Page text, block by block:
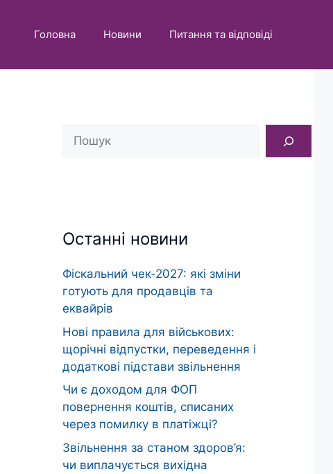
Головна Новини Питання та відповіді
Пошук
Останні новини
Фіскальний чек‑2027: які зміни
готують для продавців та
еквайрів
Нові правила для військових:
щорічні відпустки, переведення і
додаткові підстави звільнення
Чи є доходом для ФОП
повернення коштів, списаних
через помилку в платіжці?
Звільнення за станом здоров’я:
чи виплачується вихідна